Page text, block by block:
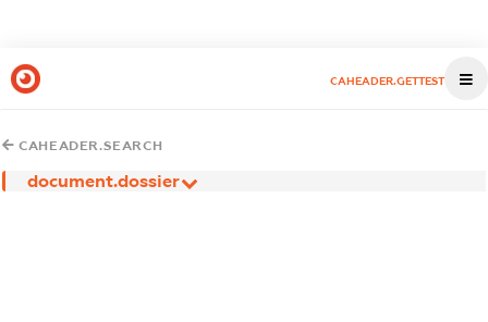
CAHEADER.GETTEST
CAHEADER.SEARCH
document.dossier